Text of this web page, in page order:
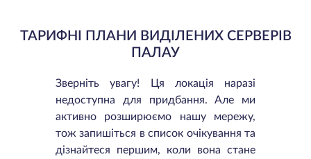
ТАРИФНІ ПЛАНИ ВИДІЛЕНИХ СЕРВЕРІВ
ПАЛАУ
Зверніть увагу! Ця локація наразі
недоступна для придбання. Але ми
активно розширюємо нашу мережу,
тож запишіться в список очікування та
дізнайтеся першим, коли вона стане